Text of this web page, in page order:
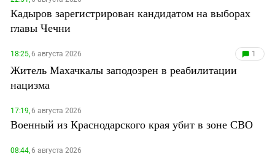
Кадыров зарегистрирован кандидатом на выборах
главы Чечни
18:25,6 августа 2026 1
Житель Махачкалы заподозрен в реабилитации
нацизма
17:19,6 августа 2026
Военный из Краснодарского края убит в зоне СВО
08:44,6 августа 2026